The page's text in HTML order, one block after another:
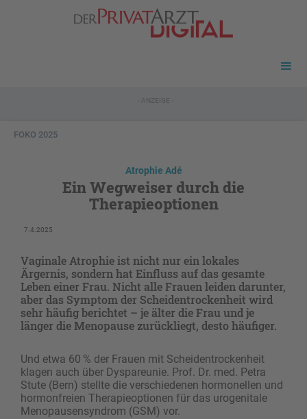
- ANZEIGE -
FOKO 2025
Atrophie Adé
Ein Wegweiser durch die
Therapieoptionen
7.4.2025
Vaginale Atrophie ist nicht nur ein lokales
Ärgernis, sondern hat Einfluss auf das gesamte
Leben einer Frau. Nicht alle Frauen leiden darunter,
aber das Symptom der Scheidentrockenheit wird
sehr häufig berichtet – je älter die Frau und je
länger die Menopause zurückliegt, desto häufiger.
Und etwa 60 % der Frauen mit Scheidentrockenheit
klagen auch über Dyspareunie. Prof. Dr. med. Petra
Stute (Bern) stellte die verschiedenen hormonellen und
hormonfreien Therapieoptionen für das urogenitale
Menopausensyndrom (GSM) vor.